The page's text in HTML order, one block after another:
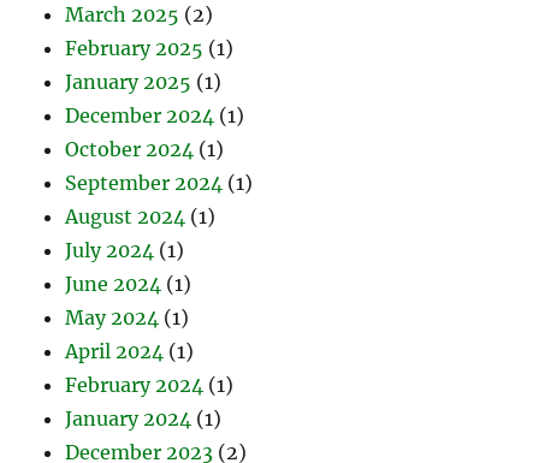
March 2025 (2)
February 2025 (1)
January 2025 (1)
December 2024 (1)
October 2024 (1)
September 2024 (1)
August 2024 (1)
July 2024 (1)
June 2024 (1)
May 2024 (1)
April 2024 (1)
February 2024 (1)
January 2024 (1)
December 2023 (2)